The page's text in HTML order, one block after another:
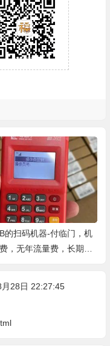
的扫码机器-付临门，机
，无年流量费，长期招
28日 22:27:45